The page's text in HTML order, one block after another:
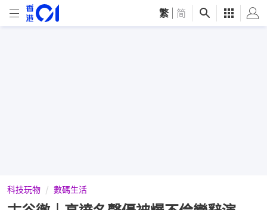
繁 简
科技玩物 數碼生活